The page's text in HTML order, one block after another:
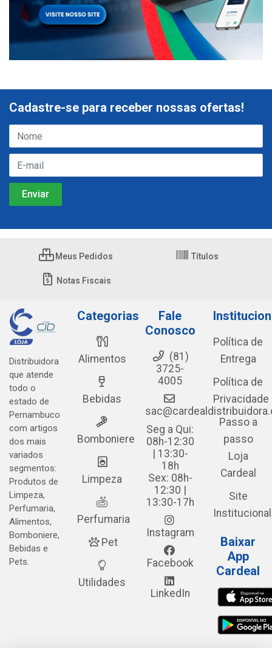
Cadastre-se para receber nossas ofertas!
Meus Pedidos Títulos
Notas Fiscais
Distribuidora
que atende
todo o
estado de
Pernambuco
com artigos
dos mais
variados
segmentos:
Produtos de
Limpeza,
Perfumaria,
Alimentos,
Bomboniere,
Bebidas e
Pets.
Categorias
Alimentos
Bebidas
Bomboniere
Limpeza
Perfumaria
Pet
Utilidades
Fale
Conosco
(81)
3725-
4005
Seg a Qui:
08h-12:30
| 13:30-
18h
Sex: 08h-
12:30 |
13:30-17h
Instagram
Facebook
LinkedIn
Política de
Entrega
Política de
Privacidade
Passo a
passo
Loja
Cardeal
Site
Institucional
Baixar
App
Cardeal